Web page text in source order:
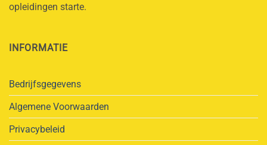
opleidingen starte.
INFORMATIE
Bedrijfsgegevens
Algemene Voorwaarden
Privacybeleid